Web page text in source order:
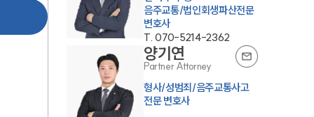
음주교통/법인회생파산전문
변호사
T.070-5214-2362
양기연
Partner Attorney
형사/성범죄/음주교통사고
전문 변호사